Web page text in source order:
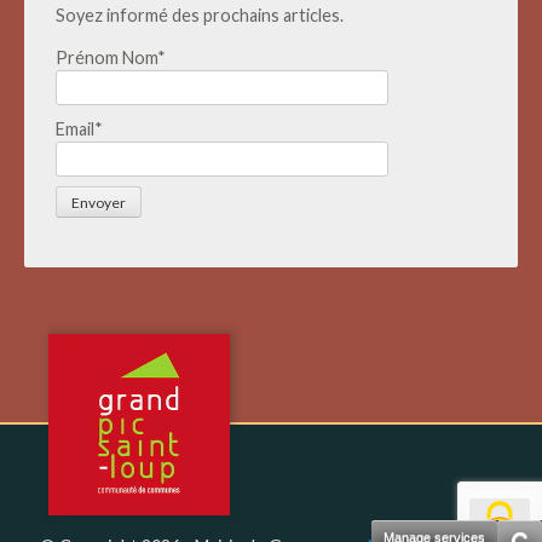
Soyez informé des prochains articles.
Prénom Nom*
Email*
Manage services